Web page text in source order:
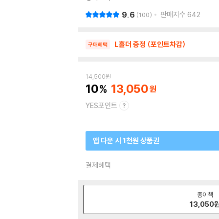
9.6 100 판매지수 642
구매혜택 L홀더 증정 (포인트차감)
14,500원
10 13,050
YES포인트
앱 다운 시 1천원 상품권
결제혜택
종이책
13,050